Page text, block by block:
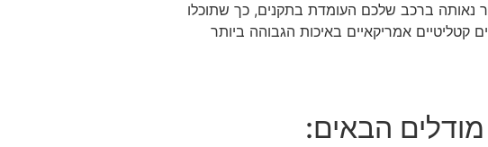
נאותה ברכב שלכם העומדת בתקנים, כך שתוכלו
קטליטיים אמריקאיים באיכות הגבוהה ביותר
הבאים: